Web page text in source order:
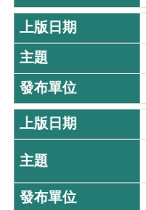
權
政
策
政
府
網
站
資
料